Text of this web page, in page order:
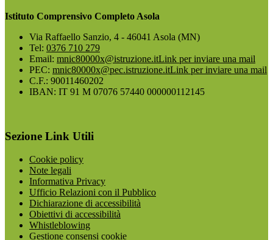
Istituto Comprensivo Completo Asola
Via Raffaello Sanzio, 4 - 46041 Asola (MN)
Tel: 0376 710 279
Email: mnic80000x@istruzione.itLink per inviare una mail
PEC: mnic80000x@pec.istruzione.itLink per inviare una mail
C.F.: 90011460202
IBAN: IT 91 M 07076 57440 000000112145
Sezione Link Utili
Cookie policy
Note legali
Informativa Privacy
Ufficio Relazioni con il Pubblico
Dichiarazione di accessibilità
Obiettivi di accessibilità
Whistleblowing
Gestione consensi cookie